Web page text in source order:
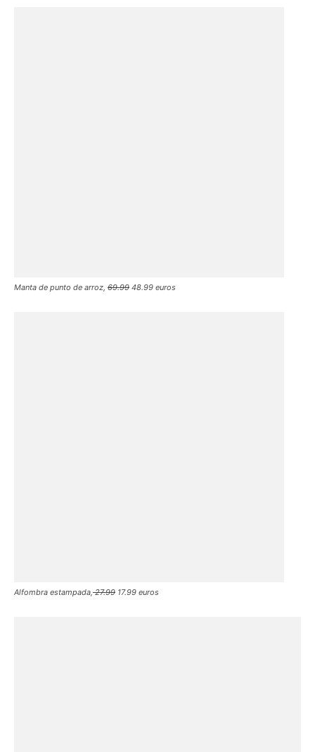
Manta de punto de arroz, 69.99 48.99 euros
Alfombra estampada,27.99 17.99 euros